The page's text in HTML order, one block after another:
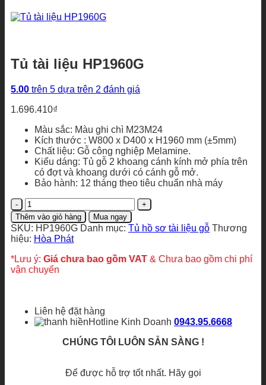
Tủ tài liệu HP1960G
5.00 trên 5 dựa trên 2 đánh giá
1.696.410₫
Màu sắc: Màu ghi chì M23M24
Kích thước : W800 x D400 x H1960 mm (±5mm)
Chất liệu: Gỗ công nghiệp Melamine.
Kiểu dáng: Tủ gỗ 2 khoang cánh kính mở phía trên
có đợt và khoang dưới có cánh gỗ mở.
Bảo hành: 12 tháng theo tiêu chuẩn nhà máy
Tủ
tài
liệu
HP1960G
số
lượng
Thêm vào giỏ hàng Mua ngay
SKU: HP1960G Danh mục: Tủ hồ sơ tài liệu gỗ Thương
hiệu: Hòa Phát
*Lưu ý: Giá chưa bao gồm VAT & Chưa bao gồm chi phí
vận chuyển
Liên hệ đặt hàng
Hotline Kinh Doanh 0943.95.6668
CHÚNG TÔI LUÔN SẴN SÀNG !
Để được hỗ trợ tốt nhất. Hãy gọi